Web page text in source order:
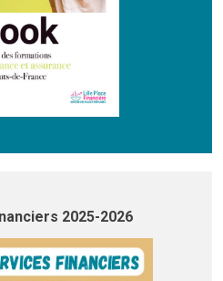
2025-2026